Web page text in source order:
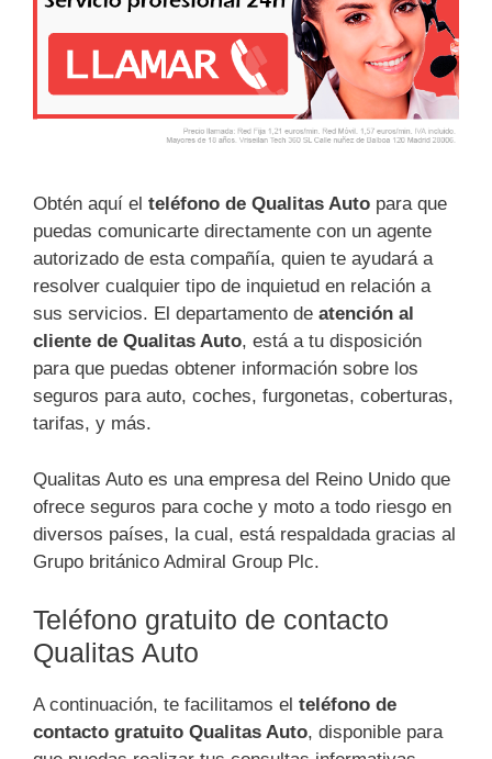
Obtén aquí el teléfono de Qualitas Auto para que
puedas comunicarte directamente con un agente
autorizado de esta compañía, quien te ayudará a
resolver cualquier tipo de inquietud en relación a
sus servicios. El departamento de atención al
cliente de Qualitas Auto, está a tu disposición
para que puedas obtener información sobre los
seguros para auto, coches, furgonetas, coberturas,
tarifas, y más.
Qualitas Auto es una empresa del Reino Unido que
ofrece seguros para coche y moto a todo riesgo en
diversos países, la cual, está respaldada gracias al
Grupo británico Admiral Group Plc.
Teléfono gratuito de contacto
Qualitas Auto
A continuación, te facilitamos el teléfono de
contacto gratuito Qualitas Auto, disponible para